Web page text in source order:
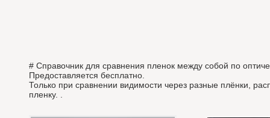
# Справочник для сравнения пленок между собой по
Предоставляется бесплатно.
Только при сравнении видимости через разные плёнки,
пленку. .